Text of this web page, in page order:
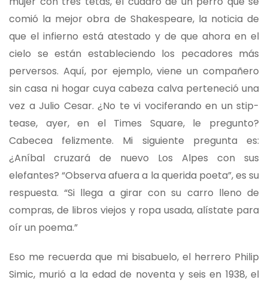
comió la mejor obra de Shakespeare, la noticia de
que el infierno está atestado y de que ahora en el
cielo se están estableciendo los pecadores más
perversos. Aquí, por ejemplo, viene un compañero
sin casa ni hogar cuya cabeza calva perteneció una
vez a Julio Cesar. ¿No te vi vociferando en un stip-
tease, ayer, en el Times Square, le pregunto?
Cabecea felizmente. Mi siguiente pregunta es:
¿Aníbal cruzará de nuevo Los Alpes con sus
elefantes? “Observa afuera a la querida poeta”, es su
respuesta. “Si llega a girar con su carro lleno de
compras, de libros viejos y ropa usada, alístate para
oír un poema.”
Eso me recuerda que mi bisabuelo, el herrero Philip
Simic, murió a la edad de noventa y seis en 1938, el